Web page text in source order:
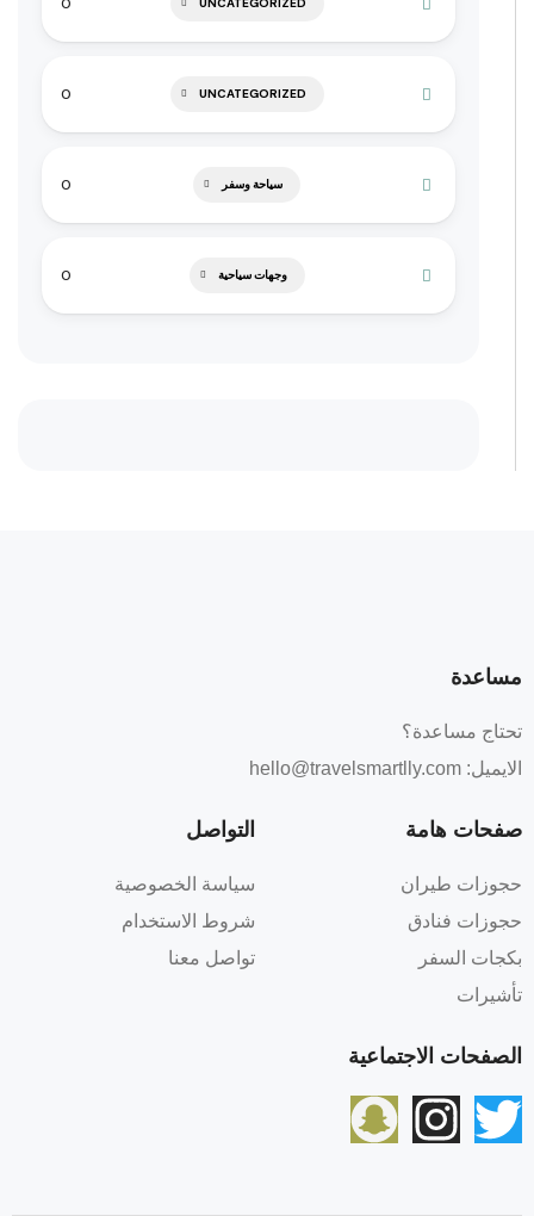
UNCATEGORIZED
0
سياحة وسفر 0
وجهات سياحية 0
مساعدة
تحتاج مساعدة؟
الايميل: hello@travelsmartlly.com
صفحات هامة
حجوزات طيران
حجوزات فنادق
بكجات السفر
تأشيرات
التواصل
سياسة الخصوصية
شروط الاستخدام
تواصل معنا
الصفحات الاجتماعية